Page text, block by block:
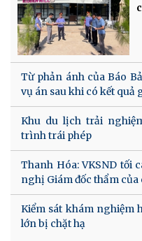
Từ phản ánh của Báo
vụ án sau khi có kết quả
Khu du lịch trải
trình trái phép
Thanh Hóa: VKSND tối
nghị Giám đốc thẩm
Kiểm sát khám nghiệm
lớn bị chặt hạ